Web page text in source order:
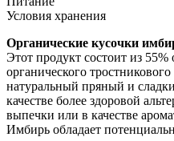
Условия хранения
Органические кусочки
Этот продукт состоит из
органического
натуральный пряный и
качестве более здоровой
выпечки или в качестве
Имбирь обладает